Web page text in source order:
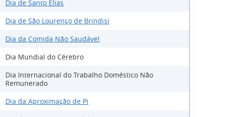
Dia de Santo Elias
Dia de São Lourenço de Brindisi
Dia da Comida Não Saudável
Dia Mundial do Cérebro
Dia Internacional do Trabalho Doméstico Não
Remunerado
Dia da Aproximação de Pi